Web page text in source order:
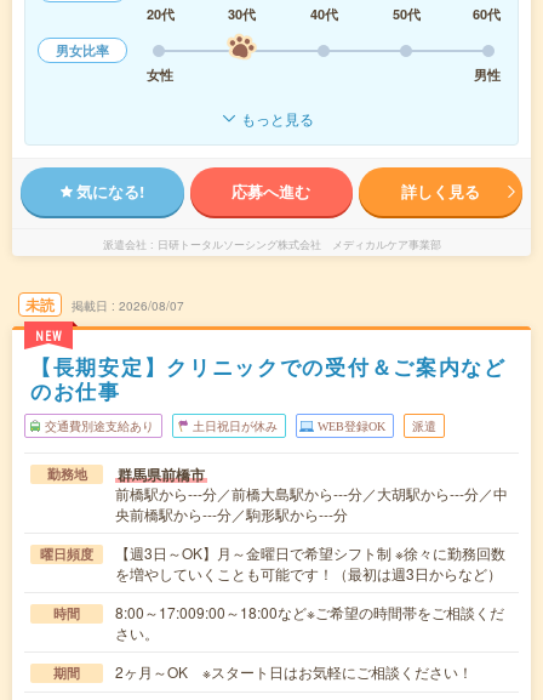
20代
30代 40代 50代
60代
男女比率
女性
男性
もっと見る
気になる! 応募へ進む 詳しく見る
派遣会社 日研トータルソーシング株式会社 メディカルケア事業部
未読
NEW
掲載日 2026/08/07
【長期安定】クリニックでの受付＆ご案内など
のお仕事
交通費別途支給あり 土日祝日が休み WEB登録OK 派遣
勤務地 群馬県前橋市
前橋駅から---分／前橋大島駅から---分／大胡駅から---分／中
央前橋駅から---分／駒形駅から---分
曜日頻度
【週3日～OK】月～金曜日で希望シフト制 ※徐々に勤務回数
を増やしていくことも可能です！（最初は週3日からなど）
時間
8:00～17:009:00～18:00など※ご希望の時間帯をご相談くだ
さい。
期間 2ヶ月～OK ※スタート日はお気軽にご相談ください！